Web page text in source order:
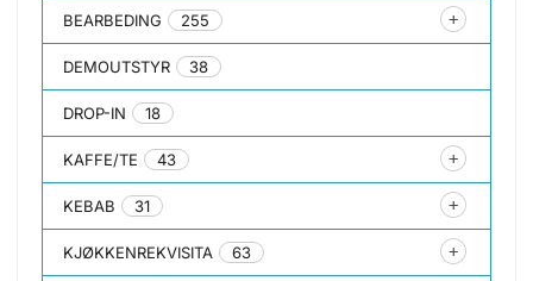
BEARBEDING 255
DEMOUTSTYR 38
DROP-IN 18
KAFFE/TE 43
KEBAB 31
KJØKKENREKVISITA 63